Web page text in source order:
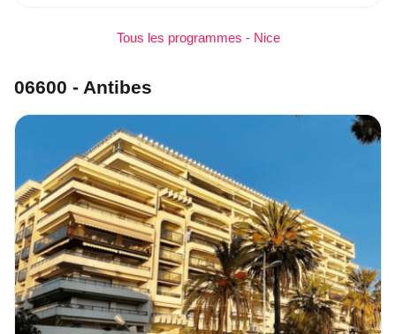
Tous les programmes - Nice
06600 - Antibes